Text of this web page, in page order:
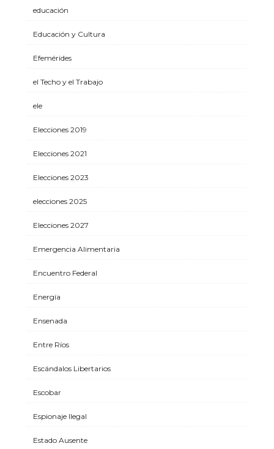
educación
Educación y Cultura
Efemérides
el Techo y el Trabajo
ele
Elecciones 2019
Elecciones 2021
Elecciones 2023
elecciones 2025
Elecciones 2027
Emergencia Alimentaria
Encuentro Federal
Energía
Ensenada
Entre Ríos
Escándalos Libertarios
Escobar
Espionaje Ilegal
Estado Ausente